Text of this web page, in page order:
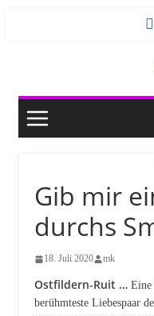
Gib mir
durchs
18. Juli 2020 mk
Ostfildern-Ruit …Eine
berühmteste Liebespaar